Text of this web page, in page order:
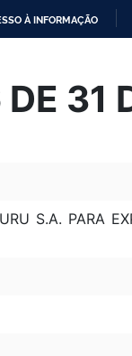
À INFORMAÇÃO
31
S.A. PARA